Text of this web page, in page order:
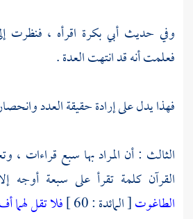
وفي حديث أبي بكرة اقرأه ، فنظرت
فعلمت أنه قد انتهت العدة .
فهذا يدل على إرادة حقيقة العدد
الثالث : أن المراد بها سبع قراءات ،
القرآن كلمة تقرأ على سبعة أوجه
الطاغوت[ المائدة : 60 ] فلا تقل لهما أف